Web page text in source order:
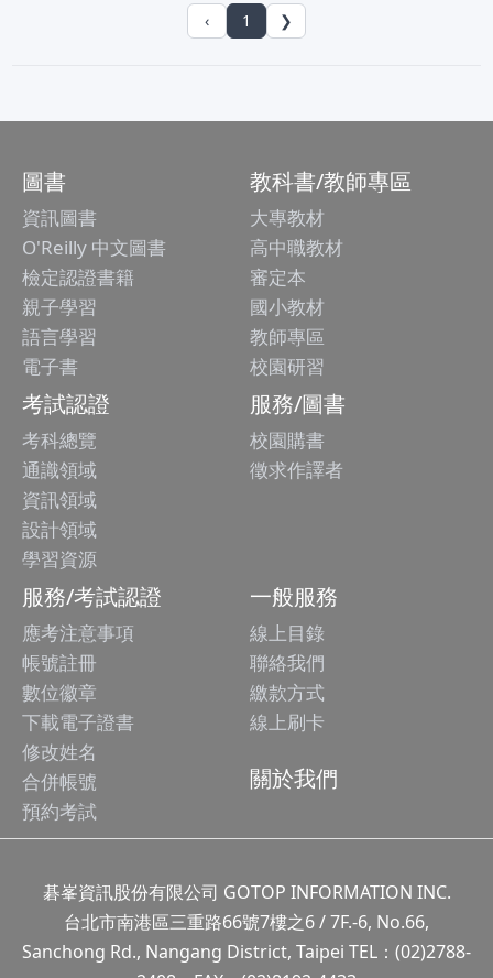
‹ 1 ❯
圖書
資訊圖書
O'Reilly 中文圖書
檢定認證書籍
親子學習
語言學習
電子書
教科書/教師專區
大專教材
高中職教材
審定本
國小教材
教師專區
校園研習
考試認證
考科總覽
通識領域
資訊領域
設計領域
學習資源
服務/圖書
校園購書
徵求作譯者
服務/考試認證
應考注意事項
帳號註冊
數位徽章
下載電子證書
修改姓名
合併帳號
預約考試
一般服務
線上目錄
聯絡我們
繳款方式
線上刷卡
關於我們
碁峯資訊股份有限公司 GOTOP INFORMATION INC.
台北市南港區三重路66號7樓之6 / 7F.-6, No.66,
Sanchong Rd., Nangang District, Taipei TEL：(02)2788-